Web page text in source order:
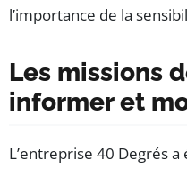
l’importance de la
Les missions
informer et
L’entreprise 40 Degrés